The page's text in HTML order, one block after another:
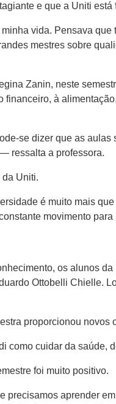
e que a Uniti
vida. Pensava
mestres sobre
Zanin, neste
à
se dizer que as
ressalta a professora.
da Uniti.
é muito mais
movimento
os alunos
Ottobelli Chielle.
proporcionou novos
como cuidar da saúde,
foi muito positivo.
aprender